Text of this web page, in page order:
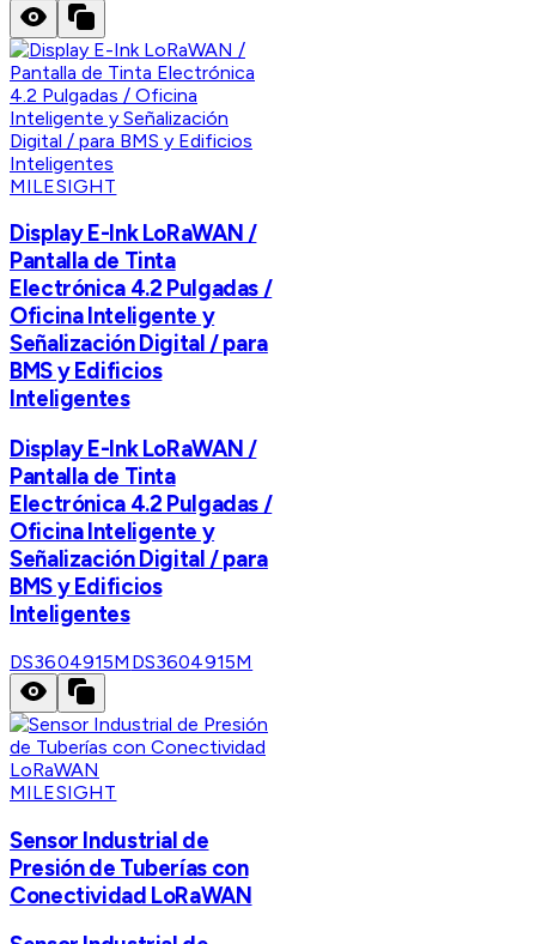
MILESIGHT
Display E-Ink LoRaWAN /
Pantalla de Tinta
Electrónica 4.2 Pulgadas /
Oficina Inteligente y
Señalización Digital / para
BMS y Edificios
Inteligentes
Display E-Ink LoRaWAN /
Pantalla de Tinta
Electrónica 4.2 Pulgadas /
Oficina Inteligente y
Señalización Digital / para
BMS y Edificios
Inteligentes
DS3604915M DS3604915M
MILESIGHT
Sensor Industrial de
Presión de Tuberías con
Conectividad LoRaWAN